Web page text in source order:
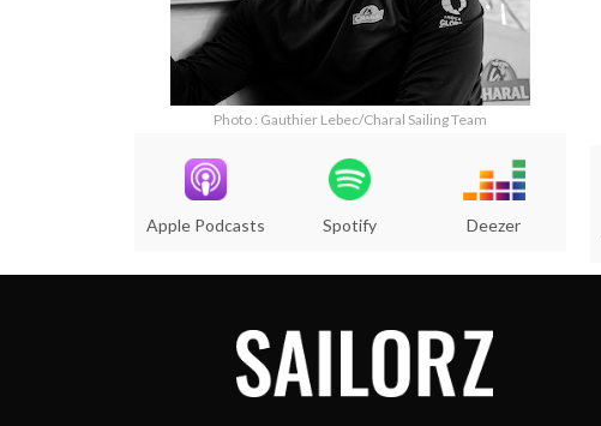
Photo : Gauthier Lebec/Charal Sailing Team
Apple Podcasts Spotify Deezer